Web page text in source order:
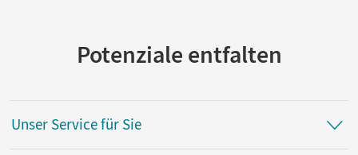
Potenziale entfalten
Unser Service für Sie